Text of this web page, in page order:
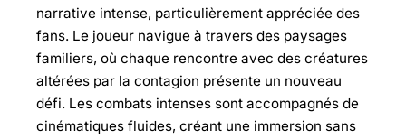
narrative intense, particulièrement appréciée des
fans. Le joueur navigue à travers des paysages
familiers, où chaque rencontre avec des créatures
altérées par la contagion présente un nouveau
défi. Les combats intenses sont accompagnés de
cinématiques fluides, créant une immersion sans